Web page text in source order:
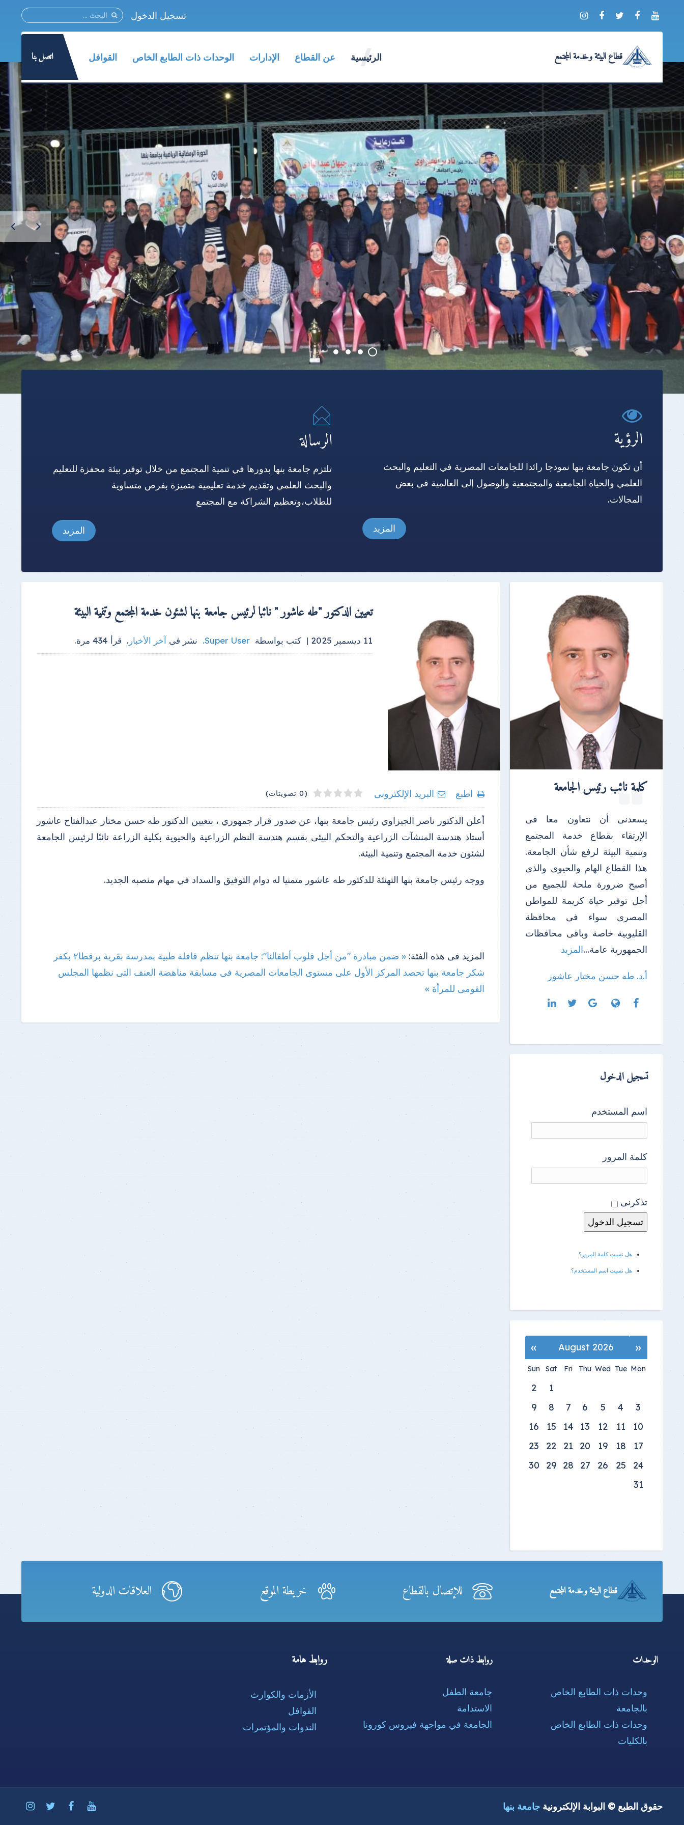
تسجيل الدخول
قطاع البيئة وخدمة المجتمع الرئيسية عن القطاع الإدارات الوحدات ذات الطابع الخاص القوافل اتصل بنا
الرؤية
أن تكون جامعة بنها نموذجا رائدا للجامعات المصرية في التعليم والبحث
العلمي والحياة الجامعية والمجتمعية والوصول إلى العالمية في بعض
المجالات.
المزيد
الرسالة
تلتزم جامعة بنها بدورها في تنمية المجتمع من خلال توفير بيئة محفزة للتعليم
والبحث العلمي وتقديم خدمة تعليمية متميزة بفرص متساوية
للطلاب،وتعظيم الشراكة مع المجتمع
المزيد
تعيين الدكتور "طه عاشور " نائبا لرئيس جامعة بنها لشئون خدمة المجتمع وتنمية البيئة
11 ديسمبر 2025 | كتب بواسطة Super User
. نشر فى آخر الأخبار . قرأ 434 مرة.
اطبع البريد الإلكترونى 1
2
3
4
5 (0 تصويتات)
أعلن الدكتور ناصر الجيزاوي رئيس جامعة بنها، عن صدور قرار جمهوري ، بتعيين الدكتور طه حسن مختار عبدالفتاح عاشور
أستاذ هندسة المنشآت الزراعية والتحكم البيئى بقسم هندسة النظم الزراعية والحيوية بكلية الزراعة نائبًا لرئيس الجامعة
لشئون خدمة المجتمع وتنمية البيئة.
ووجه رئيس جامعة بنها التهنئة للدكتور طه عاشور متمنيا له دوام التوفيق والسداد في مهام منصبه الجديد.
المزيد فى هذه الفئة:
« ضمن مبادرة "من أجل قلوب أطفالنا": جامعة بنها تنظم قافلة طبية بمدرسة بقرية برقطا٢ بكفر
شكر جامعة بنها تحصد المركز الأول على مستوى الجامعات المصرية فى مسابقة مناهضة العنف التى نظمها المجلس
القومى للمرأة »
كلمة نائب رئيس الجامعة
يسعدنى أن نتعاون معا فى
الإرتقاء بقطاع خدمة المجتمع
وتنمية البيئة لرفع شأن الجامعة.
هذا القطاع الهام والحيوى والذى
أصبح ضرورة ملحة للجميع من
أجل توفير حياة كريمة للمواطن
المصرى سواء فى محافظة
القليوبية خاصة وباقى محافظات
الجمهورية عامة...المزيد
أ.د. طه حسن مختار عاشور
تسجيل الدخول
اسم المستخدم
كلمة المرور
تذكرنى
هل نسيت كلمة المرور؟
هل نسيت اسم المستخدم؟
«
August 2026
»
Mon
Tue
Wed
Thu
Fri
Sat
Sun
1
2
3
4
5
6
7
8
9
10
11
12
13
14
15
16
17
18
19
20
21
22
23
24
25
26
27
28
29
30
31
قطاع البيئة وخدمة المجتمع للإتصال بالقطاع خريطة الموقع العلاقات الدولية
الوحدات
وحدات ذات الطابع الخاص
بالجامعة
وحدات ذات الطابع الخاص
بالكليات
روابط ذات صلة
جامعة الطفل
الاستدامة
الجامعة في مواجهة فيروس كورونا
روابط هامة
الأزمات والكوارث
القوافل
الندوات والمؤتمرات
حقوق الطبع © البوابة الإلكترونية جامعة بنها